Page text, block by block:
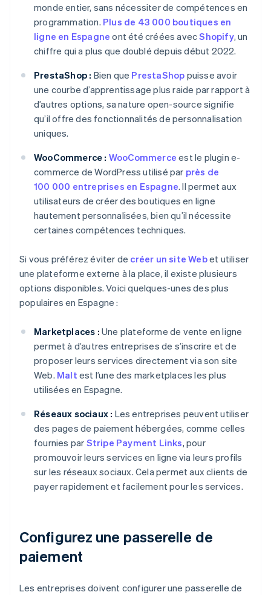
monde entier, sans nécessiter de compétences en
programmation. Plus de 43 000 boutiques en
ligne en Espagne ont été créées avecShopify, un
chiffre qui a plus que doublé depuis début 2022.
PrestaShop : Bien que PrestaShop puisse avoir
une courbe d’apprentissage plus raide par rapport à
d’autres options, sa nature open-source signifie
qu’il offre des fonctionnalités de personnalisation
uniques.
WooCommerce : WooCommerce est le plugin e-
commerce de WordPress utilisé par près de
100 000 entreprises en Espagne. Il permet aux
utilisateurs de créer des boutiques en ligne
hautement personnalisées, bien qu’il nécessite
certaines compétences techniques.
Si vous préférez éviter de créer un site Webet utiliser
une plateforme externe à la place, il existe plusieurs
options disponibles. Voici quelques-unes des plus
populaires en Espagne :
Marketplaces : Une plateforme de vente en ligne
permet à d’autres entreprises de s’inscrire et de
proposer leurs services directement via son site
Web. Malt est l’une des marketplaces les plus
utilisées en Espagne.
Réseaux sociaux : Les entreprises peuvent utiliser
des pages de paiement hébergées, comme celles
fournies par Stripe Payment Links, pour
promouvoir leurs services en ligne via leurs profils
sur les réseaux sociaux. Cela permet aux clients de
payer rapidement et facilement pour les services.
Configurez une passerelle de
paiement
Les entreprises doivent configurer une passerelle de